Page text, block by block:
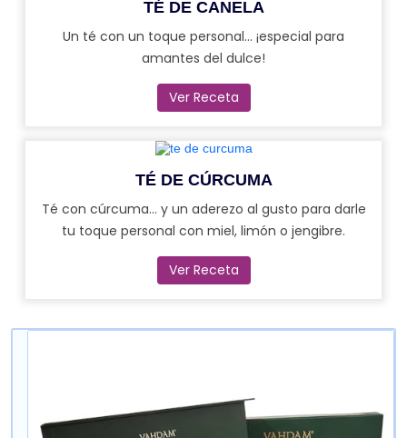
TÉ DE CANELA
Un té con un toque personal... ¡especial para
amantes del dulce!
Ver Receta
TÉ DE CÚRCUMA
Té con cúrcuma... y un aderezo al gusto para darle
tu toque personal con miel, limón o jengibre.
Ver Receta